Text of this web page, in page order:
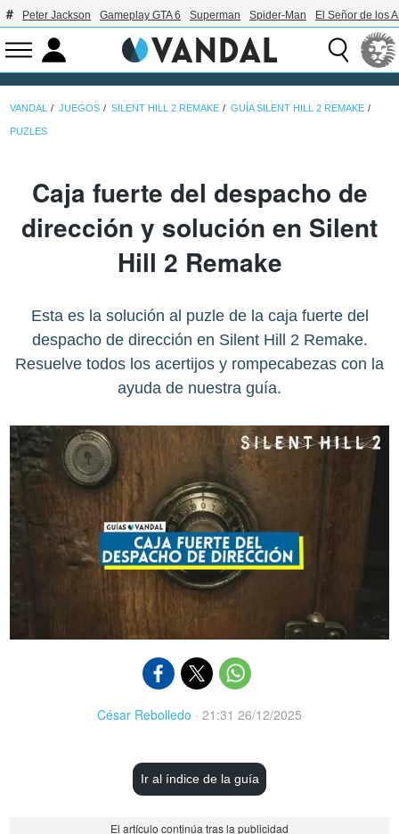
Peter Jackson Gameplay GTA 6 Superman Spider-Man El Señor de los
VANDAL JUEGOS SILENT HILL 2 REMAKE GUÍA SILENT HILL 2 REMAKE
PUZLES
Caja fuerte del despacho de
dirección y solución en Silent
Hill 2 Remake
Esta es la solución al puzle de la caja fuerte del
despacho de dirección en Silent Hill 2 Remake.
Resuelve todos los acertijos y rompecabezas con la
ayuda de nuestra guía.
César Rebolledo · 21:31 26/12/2025
Ir al índice de la guía